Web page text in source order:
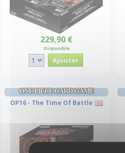
229,90 €
Disponible
ONE PIECE CARD GAME
OP16 - The Time Of Battle